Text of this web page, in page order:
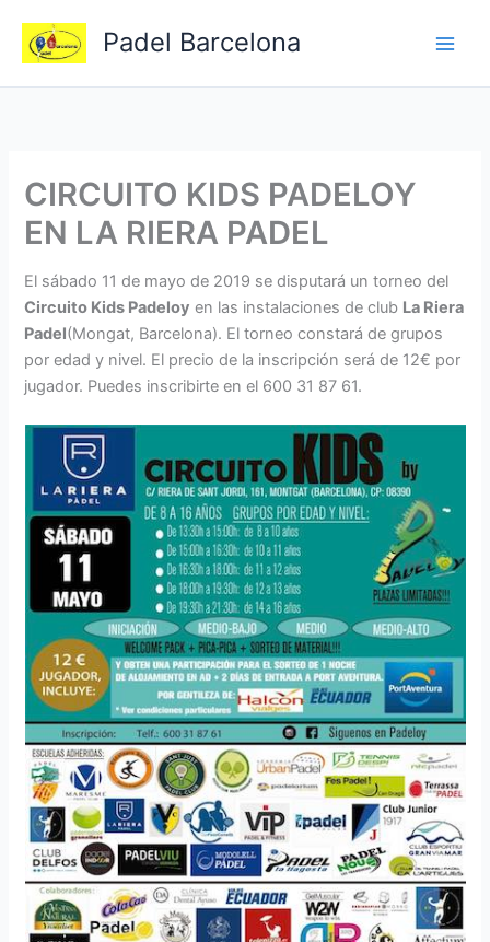
contenido
Padel Barcelona
CIRCUITO KIDS PADELOY
EN LA RIERA PADEL
El sábado 11 de mayo de 2019 se disputará un torneo del
Circuito Kids Padeloy en las instalaciones de club La Riera
Padel(Mongat, Barcelona). El torneo constará de grupos
por edad y nivel. El precio de la inscripción será de 12€ por
jugador. Puedes inscribirte en el 600 31 87 61.